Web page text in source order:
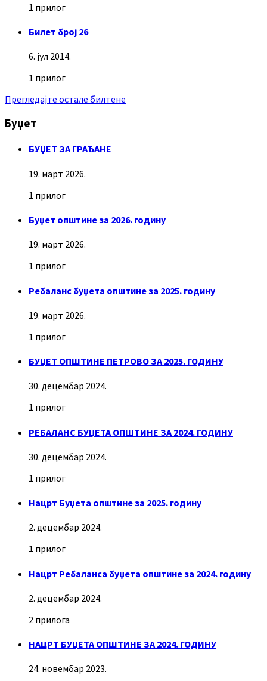
1 прилог
Билет број 26
6. јул 2014.
1 прилог
Прегледајте остале билтене
Буџет
БУЏЕТ ЗА ГРАЂАНЕ
19. март 2026.
1 прилог
Буџет општине за 2026. годину
19. март 2026.
1 прилог
Ребаланс буџета општине за 2025. годину
19. март 2026.
1 прилог
БУЏЕТ ОПШТИНЕ ПЕТРОВО ЗА 2025. ГОДИНУ
30. децембар 2024.
1 прилог
РЕБАЛАНС БУЏЕТА ОПШТИНЕ ЗА 2024. ГОДИНУ
30. децембар 2024.
1 прилог
Нацрт Буџета општине за 2025. годину
2. децембар 2024.
1 прилог
Нацрт Ребаланса буџета општине за 2024. годину
2. децембар 2024.
2 прилога
НАЦРТ БУЏЕТА ОПШТИНЕ ЗА 2024. ГОДИНУ
24. новембар 2023.